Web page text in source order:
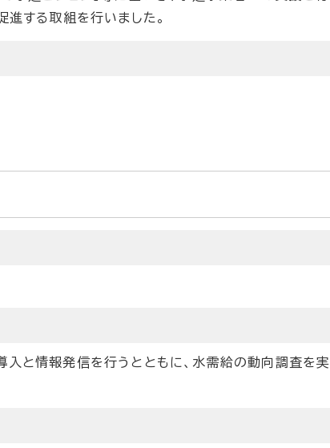
する取組を行いました。
と情報発信を行うとともに、水需給の動向調査を実